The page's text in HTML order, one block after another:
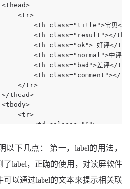
comment-more">
以下几点： 第一，label的用法，
了label，正确的使用，对读屏软件
可以通过label的文本来提示相关联